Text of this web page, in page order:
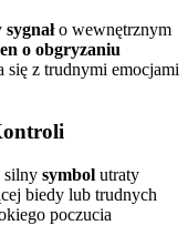
sygnało wewnętrznym
o obgryzaniu
się z trudnymi emocjami
silny symbol utraty
biedy lub trudnych
poczucia